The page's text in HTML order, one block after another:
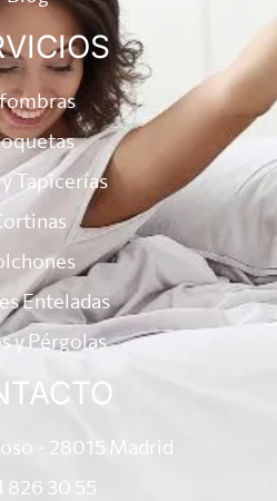
Tapicerías
Enteladas
y Pérgolas
- 28015 Madrid
826 30 55